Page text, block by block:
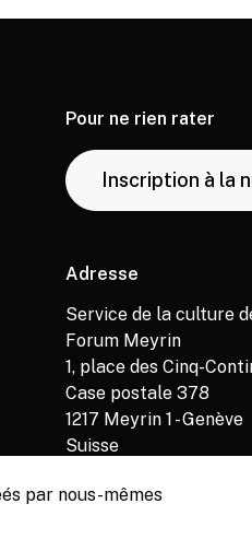
Pour ne rien rater
Inscription à la
Adresse
Service de la culture
Forum Meyrin
1, place des Cinq-
Case postale 378
1217 Meyrin 1 - Genève
Suisse
par nous-mêmes